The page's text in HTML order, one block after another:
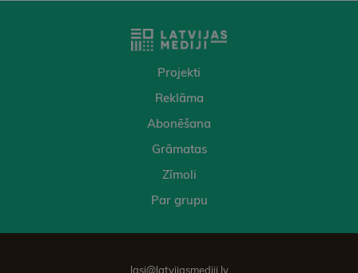
Projekti
Reklāma
Abonēšana
Grāmatas
Zīmoli
Par grupu
lasi@latvijasmediji.lv